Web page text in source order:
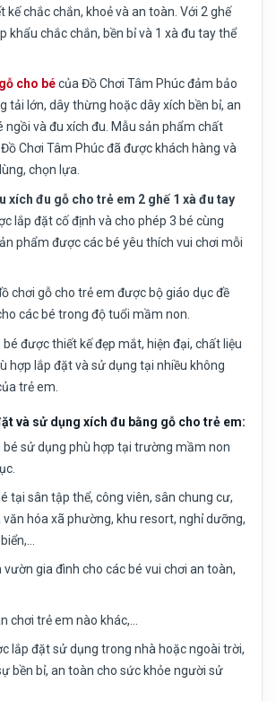
kế chắc chắn, khoẻ và an toàn. Với 2 ghế
khẩu chắc chắn, bền bỉ và 1 xà đu tay thể
cho bécủa Đồ Chơi Tâm Phúc đảm bảo
tải lớn, dây thừng hoặc dây xích bền bỉ, an
ngồi và đu xích đu. Mẫu sản phẩm chất
Chơi Tâm Phúc đã được khách hàng và
chọn lựa.
xích đu gỗ cho trẻ em 2 ghế 1 xà đu tay
lắp đặt cố định và cho phép 3 bé cùng
phẩm được các bé yêu thích vui chơi mỗi
chơi gỗ cho trẻ em được bộ giáo dục đề
các bé trong độ tuổi mầm non.
bé được thiết kế đẹp mắt, hiện đại, chất liệu
hợp lắp đặt và sử dụng tại nhiều không
trẻ em.
và sử dụng xích đu bằng gỗ cho trẻ em:
bé sử dụng phù hợp tại trường mầm non
tại sân tập thể, công viên, sân chung cư,
văn hóa xã phường, khu resort, nghỉ dưỡng,
vườn gia đình cho các bé vui chơi an toàn,
chơi trẻ em nào khác,…
lắp đặt sử dụng trong nhà hoặc ngoài trời,
bền bỉ, an toàn cho sức khỏe người sử